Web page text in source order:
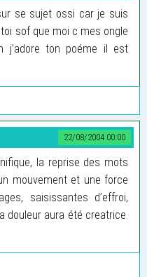
se sujet ossi car je suis
sof que moi c mes ongle
j’adore ton poéme il est
22/08/2004 00:00
la reprise des mots
mouvement et une force
saisissantes d’effroi,
douleur aura été creatrice.